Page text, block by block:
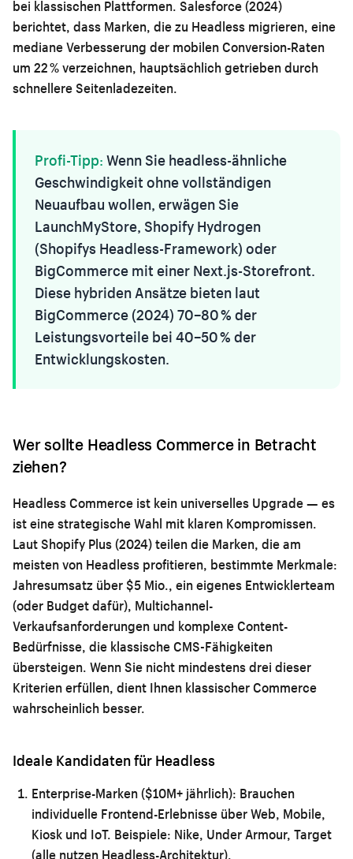
bei klassischen Plattformen. Salesforce (2024)
berichtet, dass Marken, die zu Headless migrieren, eine
mediane Verbesserung der mobilen Conversion-Raten
um 22 % verzeichnen, hauptsächlich getrieben durch
schnellere Seitenladezeiten.
Profi-Tipp: Wenn Sie headless-ähnliche
Geschwindigkeit ohne vollständigen
Neuaufbau wollen, erwägen Sie
LaunchMyStore, Shopify Hydrogen
(Shopifys Headless-Framework) oder
BigCommerce mit einer Next.js-Storefront.
Diese hybriden Ansätze bieten laut
BigCommerce (2024) 70–80 % der
Leistungsvorteile bei 40–50 % der
Entwicklungskosten.
Wer sollte Headless Commerce in Betracht
ziehen?
Headless Commerce ist kein universelles Upgrade — es
ist eine strategische Wahl mit klaren Kompromissen.
Laut Shopify Plus (2024) teilen die Marken, die am
meisten von Headless profitieren, bestimmte Merkmale:
Jahresumsatz über $5 Mio., ein eigenes Entwicklerteam
(oder Budget dafür), Multichannel-
Verkaufsanforderungen und komplexe Content-
Bedürfnisse, die klassische CMS-Fähigkeiten
übersteigen. Wenn Sie nicht mindestens drei dieser
Kriterien erfüllen, dient Ihnen klassischer Commerce
wahrscheinlich besser.
Ideale Kandidaten für Headless
Enterprise-Marken ($10M+ jährlich): Brauchen
individuelle Frontend-Erlebnisse über Web, Mobile,
Kiosk und IoT. Beispiele: Nike, Under Armour, Target
(alle nutzen Headless-Architektur).